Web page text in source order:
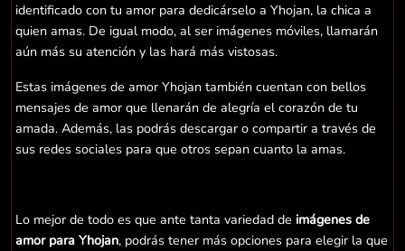
identificado con tu amor para dedicárselo a Yhojan, la chica a
quien amas. De igual modo, al ser imágenes móviles, llamarán
aún más su atención y las hará más vistosas.
Estas imágenes de amor Yhojan también cuentan con bellos
mensajes de amor que llenarán de alegría el corazón de tu
amada. Además, las podrás descargar o compartir a través de
sus redes sociales para que otros sepan cuanto la amas.
Lo mejor de todo es que ante tanta variedad de imágenes de
amor para Yhojan, podrás tener más opciones para elegir la que